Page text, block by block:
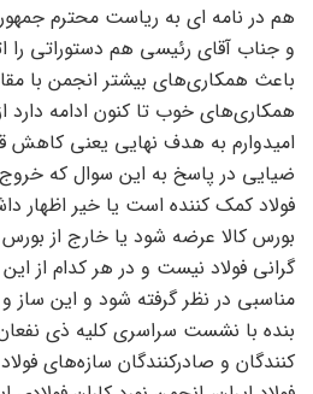
هم در نامه ای به ریاست محترم
و جناب آقای رئیسی هم دستوراتی را
باعث همکاری‌های بیشتر انجمن با
همکاری‌های خوب تا کنون ادامه دارد
امیدوارم به هدف نهایی یعنی کاهش
ضیایی در پاسخ به این سوال که
فولاد کمک کننده است یا خیر اظهار
بورس کالا عرضه شود یا خارج از
گرانی فولاد نیست و در هر کدام از
مناسبی در نظر گرفته شود و این ساز
بنده با نشست سراسری کلیه ذی نفعان
کنندگان و صادرکنندگان سازه‌های